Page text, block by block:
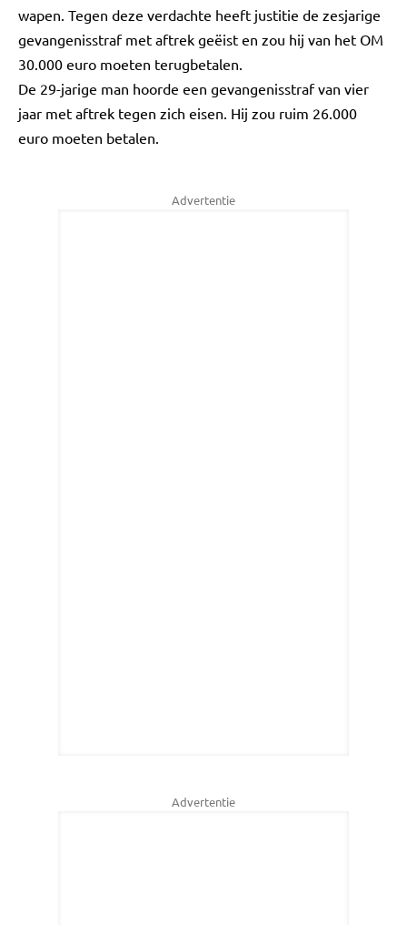
wapen. Tegen deze verdachte heeft justitie de zesjarige
gevangenisstraf met aftrek geëist en zou hij van het OM
30.000 euro moeten terugbetalen.
De 29-jarige man hoorde een gevangenisstraf van vier
jaar met aftrek tegen zich eisen. Hij zou ruim 26.000
euro moeten betalen.
Advertentie
Advertentie